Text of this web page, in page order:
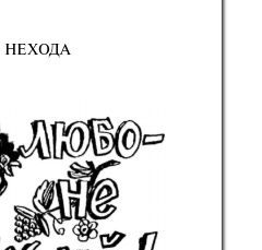
НЕХОДА